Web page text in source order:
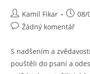
Kamil Fikar 08/
Žádný komentář
S nadšením a
pouštěli do psaní a